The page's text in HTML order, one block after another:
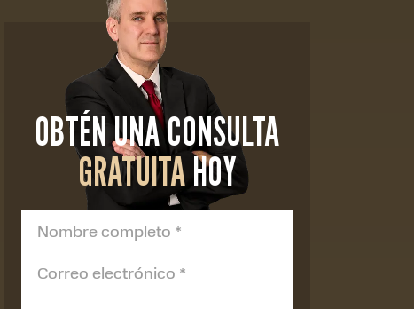
OBTÉN UNA CONSULTA
GRATUITAHOY